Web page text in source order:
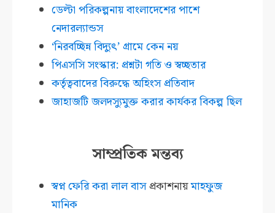
ডেল্টা পরিকল্পনায় বাংলাদেশের পাশে
নেদারল্যান্ডস
‘নিরবচ্ছিন্ন বিদ্যুৎ’ গ্রামে কেন নয়
পিএসসি সংস্কার: প্রশ্নটা গতি ও স্বচ্ছতার
কর্তৃত্ববাদের বিরুদ্ধে অহিংস প্রতিবাদ
জাহাজটি জলদস্যুমুক্ত করার কার্যকর বিকল্প ছিল
সাম্প্রতিক মন্তব্য
স্বপ্ন ফেরি করা লাল বাসপ্রকাশনায়মাহফুজ
মানিক